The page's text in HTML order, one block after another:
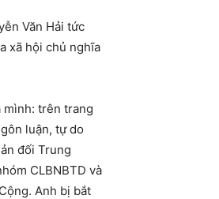
Văn Hải tức
xã hội chủ nghĩa
mình: trên trang
luận, tự do
đối Trung
CLBNBTD và
Anh bị bắt